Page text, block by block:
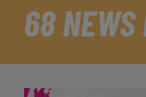
68 NEWS